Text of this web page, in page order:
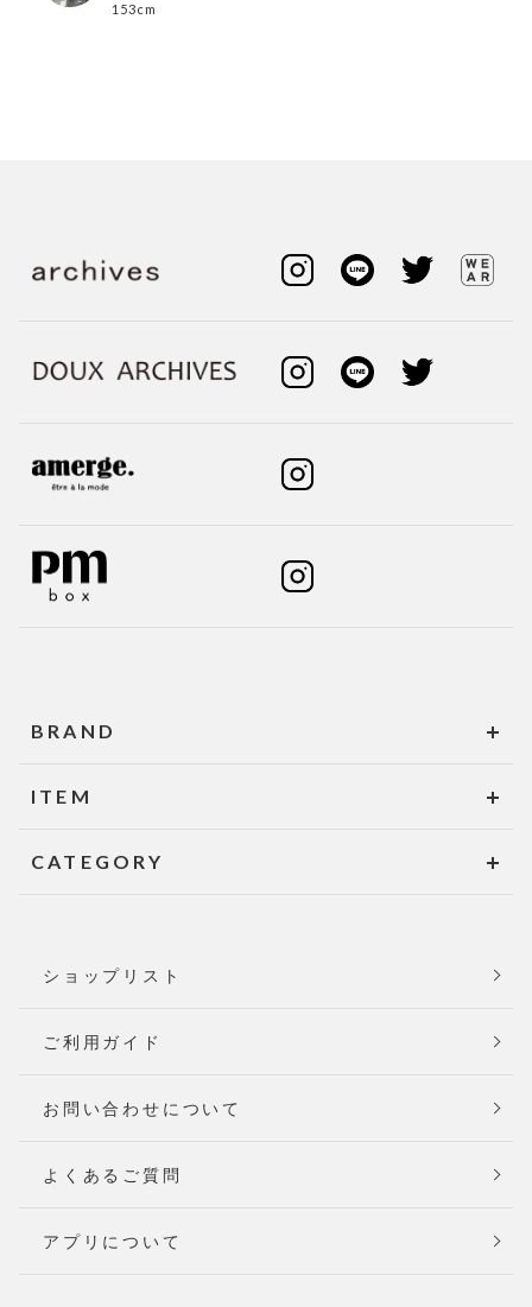
153cm
BRAND
ITEM
CATEGORY
ショップリスト
ご利用ガイド
お問い合わせについて
よくあるご質問
アプリについて